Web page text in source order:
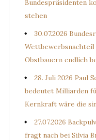
Bundespräsidenten
stehen
30.07.2026
Obstbauern endlich
28. Juli 2026 Paul
bedeutet Milliarden
Kernkraft wäre die
27.07.2026
fragt nach bei Silvia